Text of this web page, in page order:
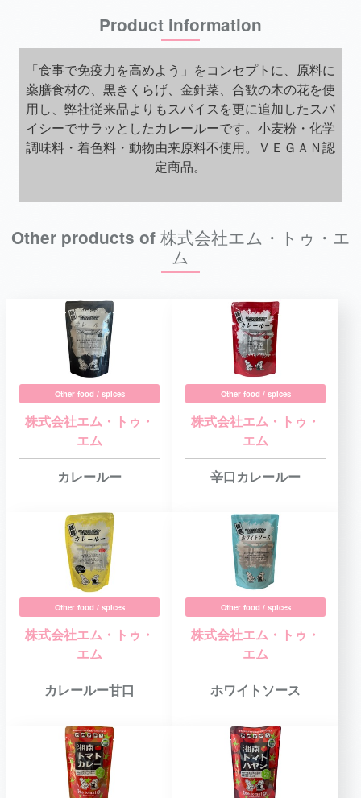
Product information
「食事で免疫力を高めよう」をコンセプトに、原料に
薬膳食材の、黒きくらげ、金針菜、合歓の木の花を使
用し、弊社従来品よりもスパイスを更に追加したスパ
イシーでサラッとしたカレールーです。小麦粉・化学
調味料・着色料・動物由来原料不使用。ＶＥＧＡＮ認
定商品。
Other products of 株式会社エム・トゥ・エ
ム
Other food / spices
株式会社エム・トゥ・
エム
カレールー
Other food / spices
株式会社エム・トゥ・
エム
辛口カレールー
Other food / spices
株式会社エム・トゥ・
エム
カレールー甘口
Other food / spices
株式会社エム・トゥ・
エム
ホワイトソース